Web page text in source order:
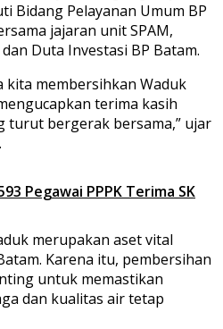
Bidang Pelayanan Umum BP
jajaran unit SPAM,
Duta Investasi BP Batam.
kita membersihkan Waduk
terima kasih
turut bergerak bersama,” ujar
Pegawai PPPK Terima SK
merupakan aset vital
Karena itu, pembersihan
untuk memastikan
dan kualitas air tetap